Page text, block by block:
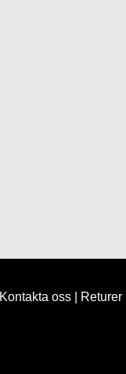
Kontakta oss| Returer|